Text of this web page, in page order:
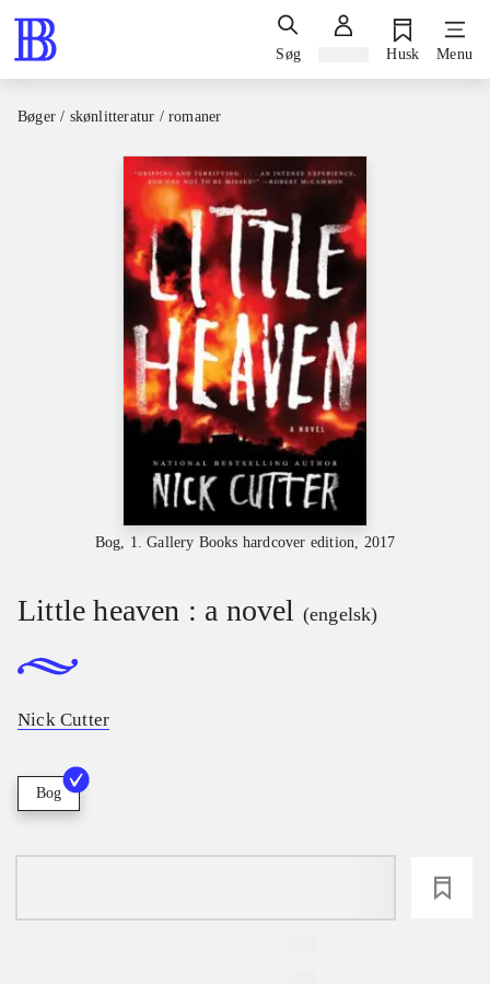
Søg Husk Menu
Bøger / skønlitteratur / romaner
Bog, 1. Gallery Books hardcover edition, 2017
Little heaven : a novel (engelsk)
Nick Cutter
Bog